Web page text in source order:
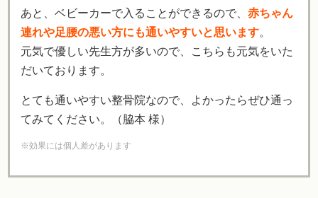
あと、ベビーカーで入ることができるので、 赤ちゃん
連れや足腰の悪い方にも通いやすいと思います。
元気で優しい先生方が多いので、こちらも元気をいた
だいております。
とても通いやすい整骨院なので、よかったらぜひ通っ
てみてください。（脇本 様）
※効果には個人差があります